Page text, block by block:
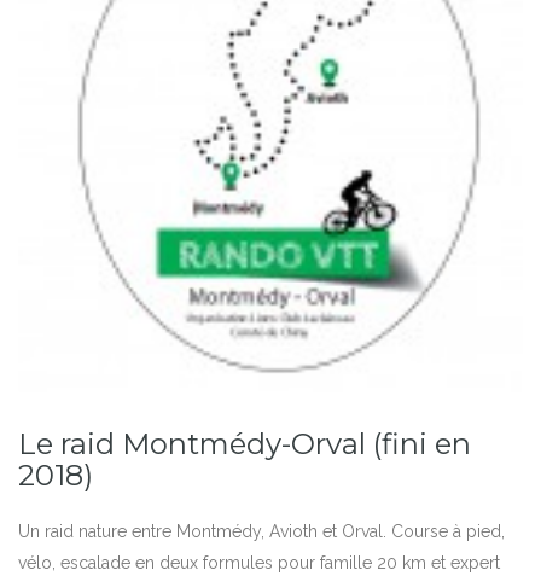
Le raid Montmédy-Orval (fini en
2018)
Un raid nature entre Montmédy, Avioth et Orval. Course à pied,
vélo, escalade en deux formules pour famille 20 km et expert